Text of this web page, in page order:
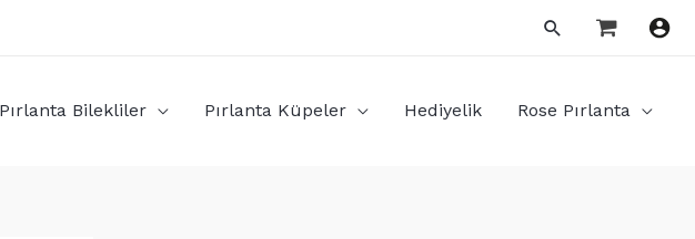
Arama
Pırlanta Bilekliler Pırlanta Küpeler Hediyelik Rose Pırlanta